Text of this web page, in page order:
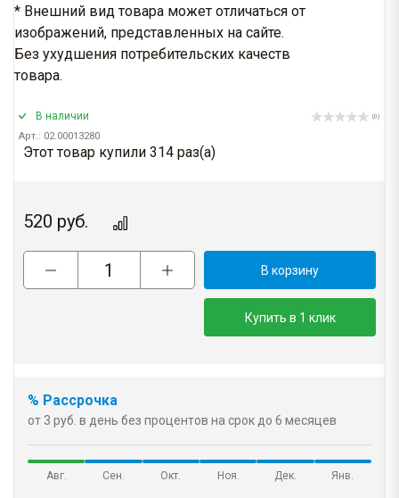
* Внешний вид товара может отличаться от
изображений, представленных на сайте.
Без ухудшения потребительских качеств
товара.
В наличии
Арт.: 02.00013280
(0)
Этот товар купили 314 раз(a)
520 руб.
В корзину
Купить в 1 клик
% Рассрочка
от 3 руб. в день без процентов на срок до 6 месяцев
Авг. Сен. Окт. Ноя. Дек. Янв.